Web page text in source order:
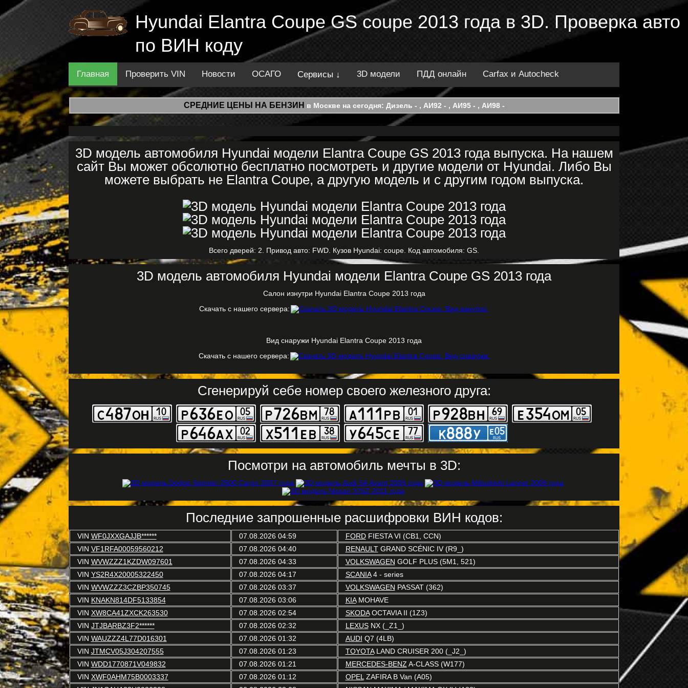
Hyundai Elantra Coupe GS coupe 2013 года в 3D. Проверка авто
по ВИН коду
Главная Проверить VIN Новости ОСАГО Сервисы ↓ 3D модели ПДД онлайн Carfax и Autocheck
СРЕДНИЕ ЦЕНЫ НА БЕНЗИН в Москве на сегодня: Дизель - , АИ92 - , АИ95 - , АИ98 -
3D модель автомобиля Hyundai модели Elantra Coupe GS 2013 года выпуска. На нашем
сайт Вы может обсолютно бесплатно посмотреть и другие модели от Hyundai. Либо Вы
можете выбрать не Elantra Coupe, а другую модель и с другим годом выпуска.
Всего дверей: 2. Привод авто: FWD. Кузов Hyundai: coupe. Код автомобиля: GS.
3D модель автомобиля Hyundai модели Elantra Coupe GS 2013 года
Салон изнутри Hyundai Elantra Coupe 2013 года
Скачать с нашего сервера:
Вид снаружи Hyundai Elantra Coupe 2013 года
Скачать с нашего сервера:
Сгенерируй себе номер своего железного друга:
Посмотри на автомобиль мечты в 3D:
Последние запрошенные расшифровки ВИН кодов:
VIN WF0JXXGAJJB****** 07.08.2026 04:59 FORDFIESTA VI (CB1, CCN)
VIN VF1RFA00059560212 07.08.2026 04:40 RENAULTGRAND SCÉNIC IV (R9_)
VIN WVWZZZ1KZDW097601 07.08.2026 04:33 VOLKSWAGEN GOLF PLUS (5M1, 521)
VIN YS2R4X20005322450 07.08.2026 04:17 SCANIA4 - series
VIN WVWZZZ3CZBP350745 07.08.2026 03:37 VOLKSWAGEN PASSAT (362)
VIN KNAKN814DF5133854 07.08.2026 03:06 KIAMOHAVE
VIN XW8CA41ZXCK263530 07.08.2026 02:54 SKODAOCTAVIA II (1Z3)
VIN JTJBARBZ3F2****** 07.08.2026 02:32 LEXUSNX (_Z1_)
VIN WAUZZZ4L77D016301 07.08.2026 01:32 AUDI Q7 (4LB)
VIN JTMCV05J304207555 07.08.2026 01:23 TOYOTALAND CRUISER 200 (_J2_)
VIN WDD1770871V049832 07.08.2026 01:21 MERCEDES-BENZ A-CLASS (W177)
VIN XWF0AHM75B0003337 07.08.2026 01:12 OPEL ZAFIRA B Van (A05)